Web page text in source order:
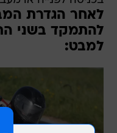
לאחר הגדרת
להתמקד בשני
למבט: